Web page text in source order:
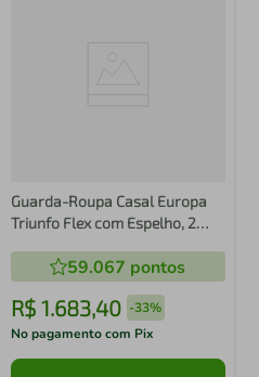
Guarda-Roupa Casal Europa
Triunfo Flex com Espelho, 2
59.067 pontos
R$ 1.683,40 -33%
No pagamento com Pix